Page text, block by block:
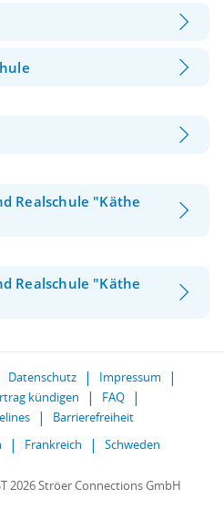
Realschule "Käthe
Realschule "Käthe
Datenschutz
Impressum
kündigen
FAQ
Barrierefreiheit
Frankreich Schweden
2026 Ströer Connections GmbH